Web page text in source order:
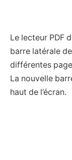
Le lecteur PDF
barre latérale
différentes
La nouvelle
haut de l’écran.